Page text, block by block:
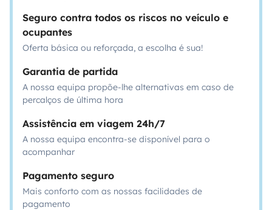
Seguro contra todos os riscos no veículo e
ocupantes
Oferta básica ou reforçada, a escolha é sua!
Garantia de partida
A nossa equipa propõe-lhe alternativas em caso de
percalços de última hora
Assistência em viagem 24h/7
A nossa equipa encontra-se disponível para o
acompanhar
Pagamento seguro
Mais conforto com as nossas facilidades de
pagamento